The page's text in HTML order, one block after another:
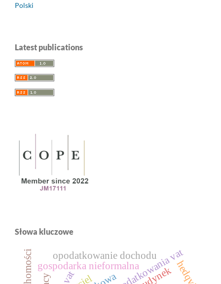
Polski
Latest publications
Słowa kluczowe
gospodarka nieformalna
opodatkowanie dochodu
vat